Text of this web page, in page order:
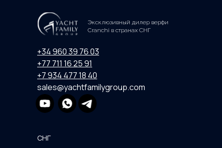
СНГ
Эксклюзивный дилер верфи
Cranchi в странах СНГ
+34 960 39 76 03
+77 711 16 25 91
+7 934 477 18 40
sales@yachtfamilygroup.com